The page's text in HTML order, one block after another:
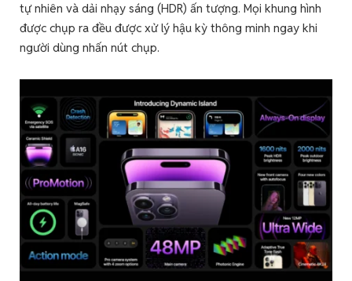
tự nhiên và dải nhạy sáng (HDR) ấn tượng. Mọi khung hình
được chụp ra đều được xử lý hậu kỳ thông minh ngay khi
người dùng nhấn nút chụp.